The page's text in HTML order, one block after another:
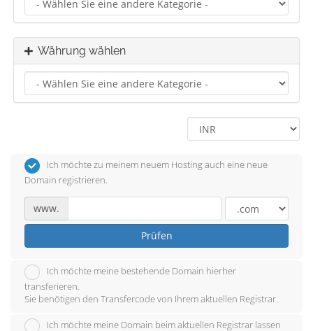
Währung wählen
Ich möchte zu meinem neuem Hosting auch eine neue
Domain registrieren.
www.
Prüfen
Ich möchte meine bestehende Domain hierher
transferieren.
Sie benötigen den Transfercode von Ihrem aktuellen Registrar.
Ich möchte meine Domain beim aktuellen Registrar lassen